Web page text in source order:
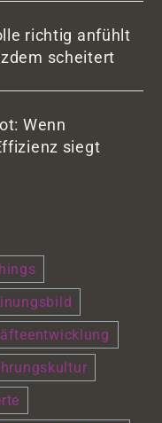
richtig anfühlt
scheitert
Wenn
siegt